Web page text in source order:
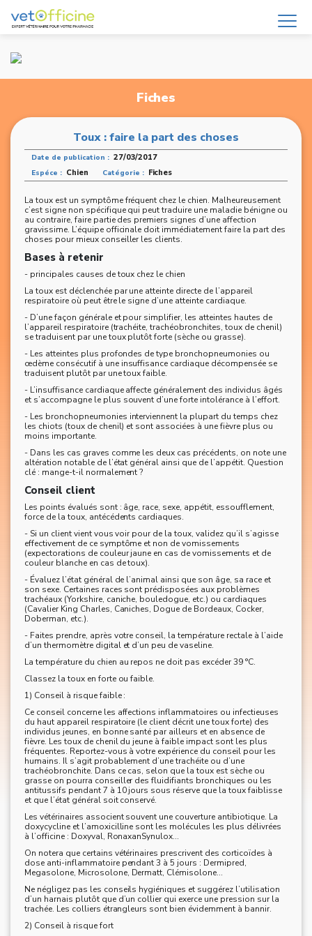
Fiches
Toux : faire la part des choses
Date de publication : 27/03/2017
Espéce : Chien Catégorie : Fiches
La toux est un symptôme fréquent chez le chien. Malheureusement
c’est signe non spécifique qui peut traduire une maladie bénigne ou
au contraire, faire partie des premiers signes d’une affection
gravissime. L’équipe officinale doit immédiatement faire la part des
choses pour mieux conseiller les clients.
Bases à retenir
- principales causes de toux chez le chien
La toux est déclenchée par une atteinte directe de l’appareil
respiratoire où peut être le signe d’une atteinte cardiaque.
- D’une façon générale et pour simplifier, les atteintes hautes de
l’appareil respiratoire (trachéite, trachéobronchites, toux de chenil)
se traduisent par une toux plutôt forte (sèche ou grasse).
- Les atteintes plus profondes de type bronchopneumonies ou
œdème consécutif à une insuffisance cardiaque décompensée se
traduisent plutôt par une toux faible.
- L’insuffisance cardiaque affecte généralement des individus âgés
et s’accompagne le plus souvent d’une forte intolérance à l’effort.
- Les bronchopneumonies interviennent la plupart du temps chez
les chiots (toux de chenil) et sont associées à une fièvre plus ou
moins importante.
- Dans les cas graves comme les deux cas précédents, on note une
altération notable de l’état général ainsi que de l’appétit. Question
clé : mange-t-il normalement ?
Conseil client
Les points évalués sont : âge, race, sexe, appétit, essoufflement,
force de la toux, antécédents cardiaques.
- Si un client vient vous voir pour de la toux, validez qu’il s’agisse
effectivement de ce symptôme et non de vomissements
(expectorations de couleur jaune en cas de vomissements et de
couleur blanche en cas de toux).
- Évaluez l’état général de l’animal ainsi que son âge, sa race et
son sexe. Certaines races sont prédisposées aux problèmes
trachéaux (Yorkshire, caniche, bouledogue, etc.) ou cardiaques
(Cavalier King Charles, Caniches, Dogue de Bordeaux, Cocker,
Doberman, etc.).
- Faites prendre, après votre conseil, la température rectale à l’aide
d’un thermomètre digital et d’un peu de vaseline.
La température du chien au repos ne doit pas excéder 39 °C.
Classez la toux en forte ou faible.
1) Conseil à risque faible :
Ce conseil concerne les affections inflammatoires ou infectieuses
du haut appareil respiratoire (le client décrit une toux forte) des
individus jeunes, en bonne santé par ailleurs et en absence de
fièvre. Les toux de chenil du jeune à faible impact sont les plus
fréquentes. Reportez-vous à votre expérience du conseil pour les
humains. Il s’agit probablement d’une trachéite ou d’une
trachéobronchite. Dans ce cas, selon que la toux est sèche ou
grasse on pourra conseiller des fluidifiants bronchiques ou les
antitussifs pendant 7 à 10 jours sous réserve que la toux faiblisse
et que l’état général soit conservé.
Les vétérinaires associent souvent une couverture antibiotique. La
doxycycline et l’amoxicilline sont les molécules les plus délivrées
à l’officine : Doxyval, RonaxanSynulox...
On notera que certains vétérinaires prescrivent des corticoïdes à
dose anti-inflammatoire pendant 3 à 5 jours : Dermipred,
Megasolone, Microsolone, Dermatt, Clémisolone...
Ne négligez pas les conseils hygiéniques et suggérez l’utilisation
d’un harnais plutôt que d’un collier qui exerce une pression sur la
trachée. Les colliers étrangleurs sont bien évidemment à bannir.
2) Conseil à risque fort